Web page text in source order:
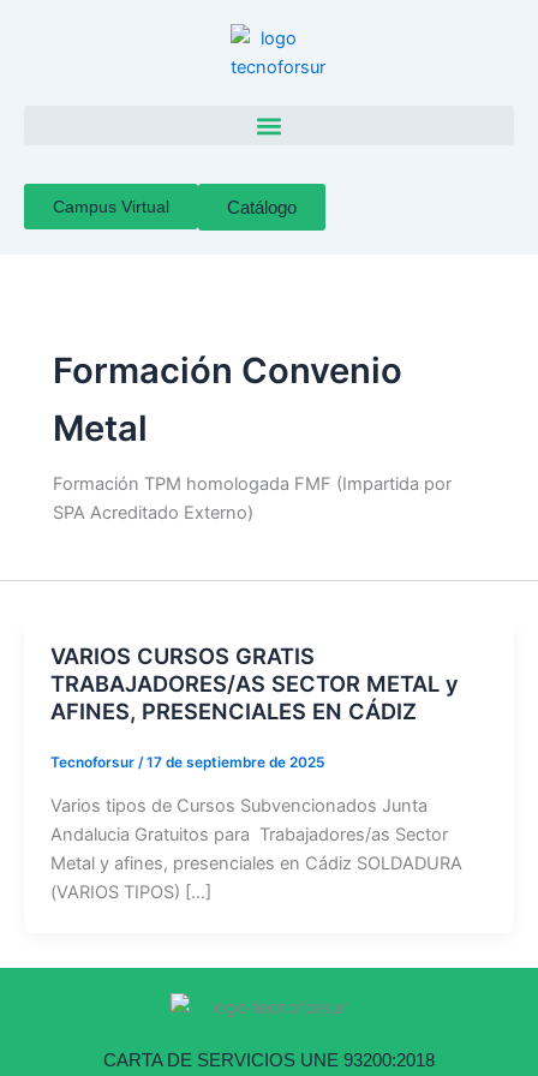
Campus Virtual Catálogo
Formación Convenio
Metal
Formación TPM homologada FMF (Impartida por
SPA Acreditado Externo)
VARIOS CURSOS GRATIS
TRABAJADORES/AS SECTOR METAL y
AFINES, PRESENCIALES EN CÁDIZ
Tecnoforsur /17 de septiembre de 2025
Varios tipos de Cursos Subvencionados Junta
Andalucia Gratuitos para Trabajadores/as Sector
Metal y afines, presenciales en Cádiz SOLDADURA
(VARIOS TIPOS) […]
CARTA DE SERVICIOS UNE 93200:2018